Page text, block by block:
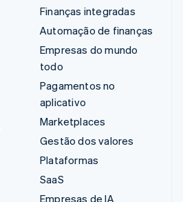
Finanças integradas
Automação de finanças
Empresas do mundo
todo
Pagamentos no
aplicativo
Marketplaces
Gestão dos valores
Plataformas
SaaS
Empresas de IA